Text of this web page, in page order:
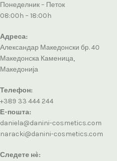
Понеделник – Петок
08:00h – 18:00h
Адреса:
Александар Македонски бр. 40
Македонска Каменица,
Македонија
Телефон:
+389 33 444 244
Е-пошта:
daniela@danini-cosmetics.com
naracki@danini-cosmetics.com
Следете нè: